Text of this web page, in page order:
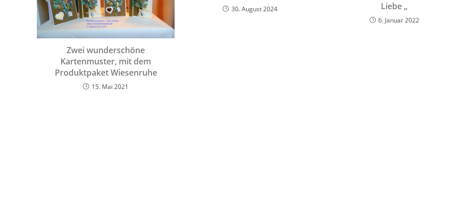
Zwei wunderschöne
Kartenmuster, mit dem
Produktpaket Wiesenruhe
15. Mai 2021
30. August 2024
Liebe „
6. Januar 2022